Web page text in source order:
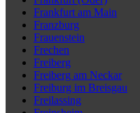
Frankfurt am Main
Franzburg
Frauenstein
Frechen
Freiberg
Freiberg am Neckar
Freiburg im Breisgau
Freilassing